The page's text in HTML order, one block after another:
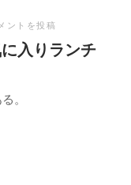
ントを投稿
入りランチ
。